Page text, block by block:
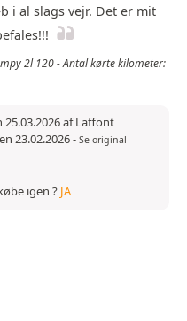
i al slags vejr. Det er mit
2l 120 - Antal kørte kilometer:
af Laffont
23.02.2026- Se original
igen ? JA